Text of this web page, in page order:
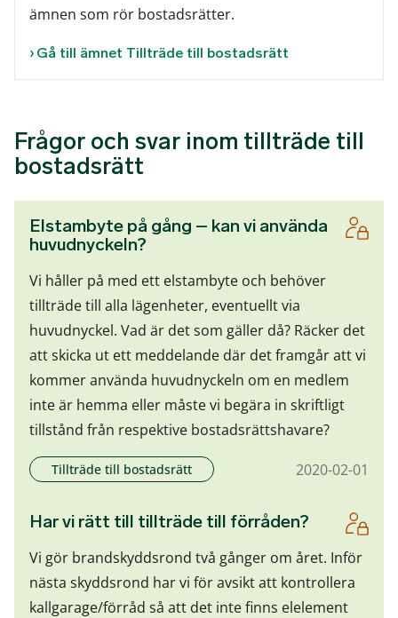
ämnen som rör bostadsrätter.
Gå till ämnet Tillträde till bostadsrätt
Frågor och svar inom tillträde till
bostadsrätt
Elstambyte på gång – kan vi använda
huvudnyckeln?
Vi håller på med ett elstambyte och behöver
tillträde till alla lägenheter, eventuellt via
huvudnyckel. Vad är det som gäller då? Räcker det
att skicka ut ett meddelande där det framgår att vi
kommer använda huvudnyckeln om en medlem
inte är hemma eller måste vi begära in skriftligt
tillstånd från respektive bostadsrättshavare?
Tillträde till bostadsrätt 2020-02-01
Har vi rätt till tillträde till förråden?
Vi gör brandskyddsrond två gånger om året. Inför
nästa skyddsrond har vi för avsikt att kontrollera
kallgarage/förråd så att det inte finns elelement